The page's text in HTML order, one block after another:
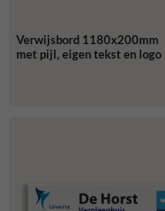
Verwijsbord 1180x200mm
met pijl, eigen tekst en logo